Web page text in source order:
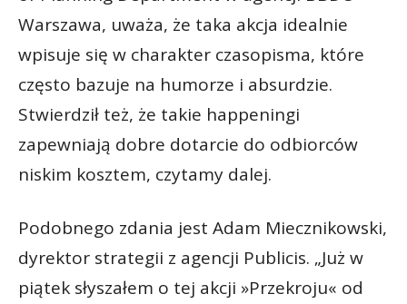
Warszawa, uważa, że taka akcja idealnie
wpisuje się w charakter czasopisma, które
często bazuje na humorze i absurdzie.
Stwierdził też, że takie happeningi
zapewniają dobre dotarcie do odbiorców
niskim kosztem, czytamy dalej.
Podobnego zdania jest Adam Miecznikowski,
dyrektor strategii z agencji Publicis. „Już w
piątek słyszałem o tej akcji »Przekroju« od